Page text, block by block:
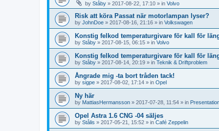
by Ståby » 2017-08-22, 17:10 » in Volvo
Risk att köra Passat när motorlampan lyser?
by JohnDoe » 2017-08-16, 21:16 » in Volkswagen
Konstig felkod temperaturgivare för kall för
by Ståby » 2017-08-15, 06:15 » in Volvo
Konstig felkod temperaturgivare för kall för
by Ståby » 2017-08-14, 20:19 » in Teknik & Driftproblem
Ångrade mig -ta bort tråden tack!
by sigpe » 2017-08-02, 17:14 » in Opel
Ny här
by MattiasHermansson » 2017-07-28, 11:54 » in
Opel Astra 1.6 CNG -04 säljes
by Stålis » 2017-05-21, 15:52 » in Café Zeppelin